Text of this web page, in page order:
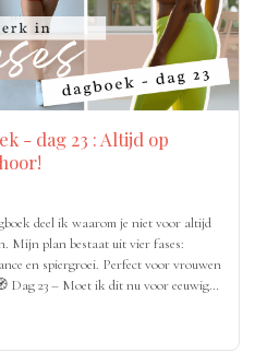
- dag 23 : Altijd op
deel ik waarom je niet voor altijd
Mijn plan bestaat uit vier fases:
en spiergroei. Perfect voor vrouwen
Dag 23 – Moet ik dit nu voor eeuwig